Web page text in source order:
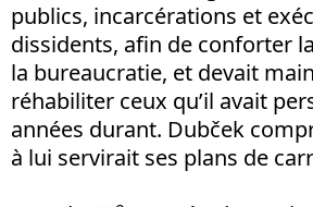
publics, incarcérations et
dissidents, afin de conforter
la bureaucratie, et devait
réhabiliter ceux qu’il avait
années durant. Dubček
à lui servirait ses plans de